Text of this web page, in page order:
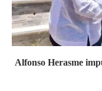
Alfonso Herasme